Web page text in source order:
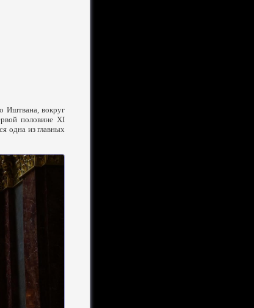
Иштвана, вокруг
половине XI
одна из главных